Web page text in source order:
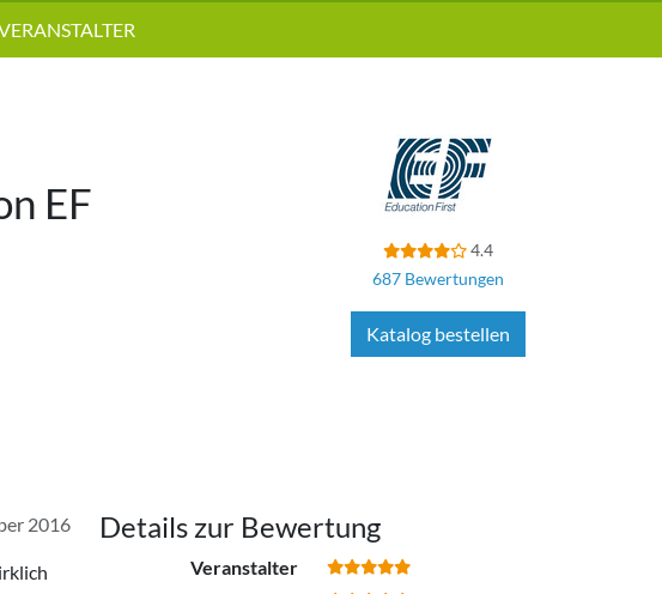
EF
4.4
687 Bewertungen
Katalog bestellen
2016 Details zur Bewertung
Veranstalter